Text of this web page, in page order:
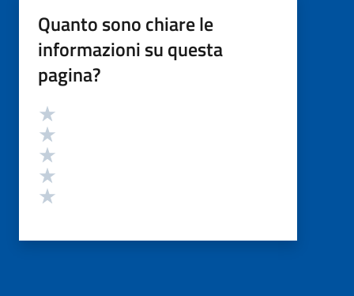
Quanto sono chiare le
informazioni su questa
pagina?
Valutazione